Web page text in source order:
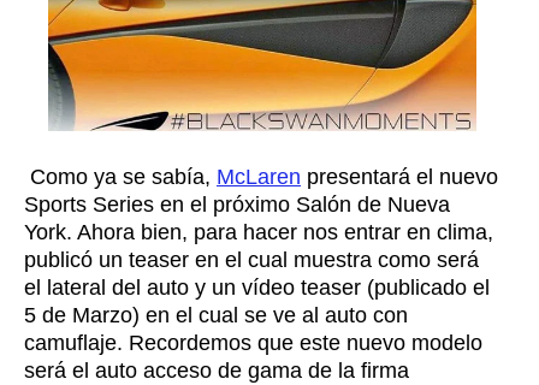
Como ya se sabía, McLaren presentará el nuevo
Sports Series en el próximo Salón de Nueva
York. Ahora bien, para hacer nos entrar en clima,
publicó un teaser en el cual muestra como será
el lateral del auto y un vídeo teaser (publicado el
5 de Marzo) en el cual se ve al auto con
camuflaje. Recordemos que este nuevo modelo
será el auto acceso de gama de la firma